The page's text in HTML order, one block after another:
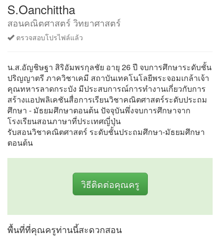
S.Oanchittha
สอนคณิตศาสตร์ วิทยาศาสตร์
ตรวจสอบโปรไฟล์แล้ว
น.ส.อัญชิษฐา สิริอัมพรกุลชัย อายุ 26 ปี จบการศึกษาระดับชั้น
ปริญญาตรี ภาควิชาเคมี สถาบันเทคโนโลยีพระจอมเกล้าเจ้า
คุณทหารลาดกระบัง มีประสบการณ์การทำงานเกี่ยวกับการ
สร้างแอปพลิเคชันสื่อการเรียนวิชาคณิตศาสตร์ระดับประถม
ศึกษา - มัธยมศึกษาตอนต้น ปัจจุบันพึ่งจบการศึกษาจาก
โรงเรียนสอนภาษาที่ประเทศญี่ปุ่น
รับสอนวิชาคณิตศาสตร์ ระดับชั้นประถมศึกษา-มัธยมศึกษา
ตอนต้น
วิธีติดต่อคุณครู
พื้นที่ที่คุณครูท่านนี้สะดวกสอน